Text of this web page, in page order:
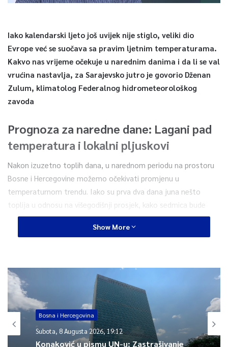
Iako kalendarski ljeto još uvijek nije stiglo, veliki dio
Evrope već se suočava sa pravim ljetnim temperaturama.
Kakvo nas vrijeme očekuje u narednim danima i da li se val
vrućina nastavlja, za Sarajevsko jutro je govorio Dženan
Zulum, klimatolog Federalnog hidrometeorološkog
zavoda
Prognoza za naredne dane: Lagani pad
temperatura i lokalni pljuskovi
Nakon izuzetno toplih dana, u narednom periodu na prostoru
Bosne i Hercegovine možemo očekivati promjenu u
temperaturnom trendu. Iako su prva dva dana juna nešto
toplija u odnosu na višegodišnji prosjek, kako sedmica bude
odmicala, temperature će lagano padati.
krajevima iznositi oko25°C.
Jutarnje temperature:
Neće biti većih promjena u odnosu na
prethodni period. Kretat će se od13°Cdo18°C
zemlje i do22°C.
Show More
Bosna i Hercegovina
Subota, 8 Augusta 2026, 19:12
Konaković u pismu UN-u: Zastrašivanje